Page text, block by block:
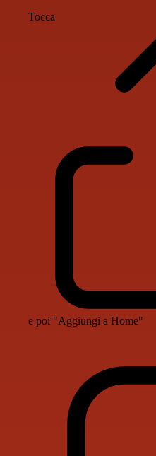
Tocca
e poi "Aggiungi a Home"